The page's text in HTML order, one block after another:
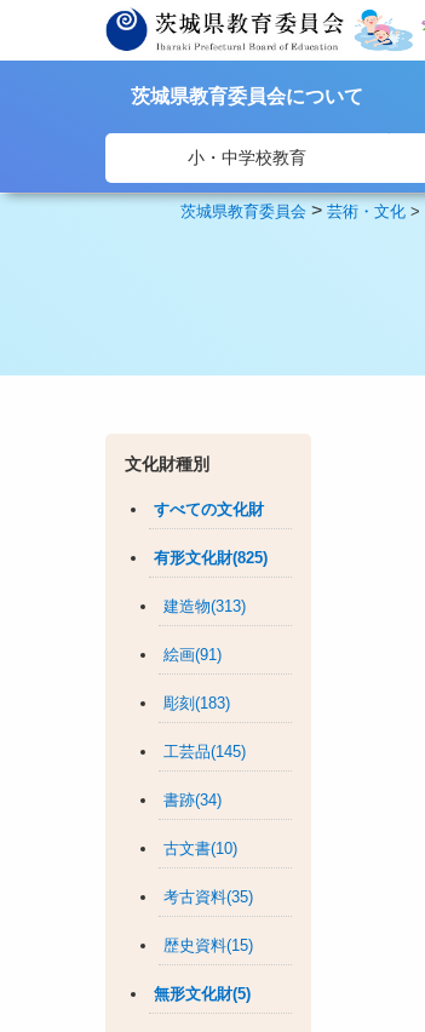
茨城県教育委員会について
小・中学校教育
茨城県教育委員会 >芸術・文化 >
文化財種別
すべての文化財
有形文化財(825)
建造物(313)
絵画(91)
彫刻(183)
工芸品(145)
書跡(34)
古文書(10)
考古資料(35)
歴史資料(15)
無形文化財(5)